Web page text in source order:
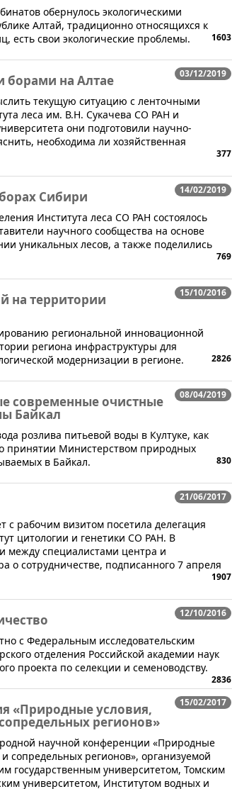
обернулось экологическими
Алтай, традиционно относящихся к
есть свои экологические проблемы.
1603
03/12/2019
борами на Алтае
текущую ситуацию с ленточными
леса им. В.Н. Сукачева СО РАН и
они подготовили научно-
необходима ли хозяйственная
377
14/02/2019
Сибири
Института леса СО РАН состоялось
научного сообщества на основе
уникальных лесов, а также поделились
769
15/10/2016
на территории
региональной инновационной
региона инфраструктуры для
модернизации в регионе.
2826
08/04/2019
современные очистные
Байкал
розлива питьевой воды в Култуке, как
принятии Министерством природных
в Байкал.
830
21/06/2017
с рабочим визитом посетила делегация
цитологии и генетики СО РАН. В
между специалистами центра и
о сотрудничестве, подписанного 7 апреля
1907
12/10/2016
с Федеральным исследовательским
отделения Российской академии наук
проекта по селекции и семеноводству.
2836
15/02/2017
«Природные условия,
регионов»
научной конференции «Природные
сопредельных регионов», организуемой
государственным университетом, Томским
университетом, Институтом водных и